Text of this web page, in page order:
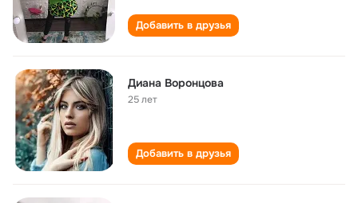
Добавить в друзья
Диана Воронцова
25 лет
Добавить в друзья